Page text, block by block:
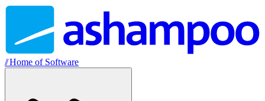
//Home of Software